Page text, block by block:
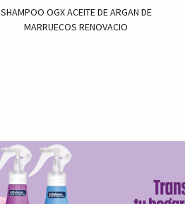
SHAMPOO OGX ACEITE DE ARGAN DE
MARRUECOS RENOVACIO